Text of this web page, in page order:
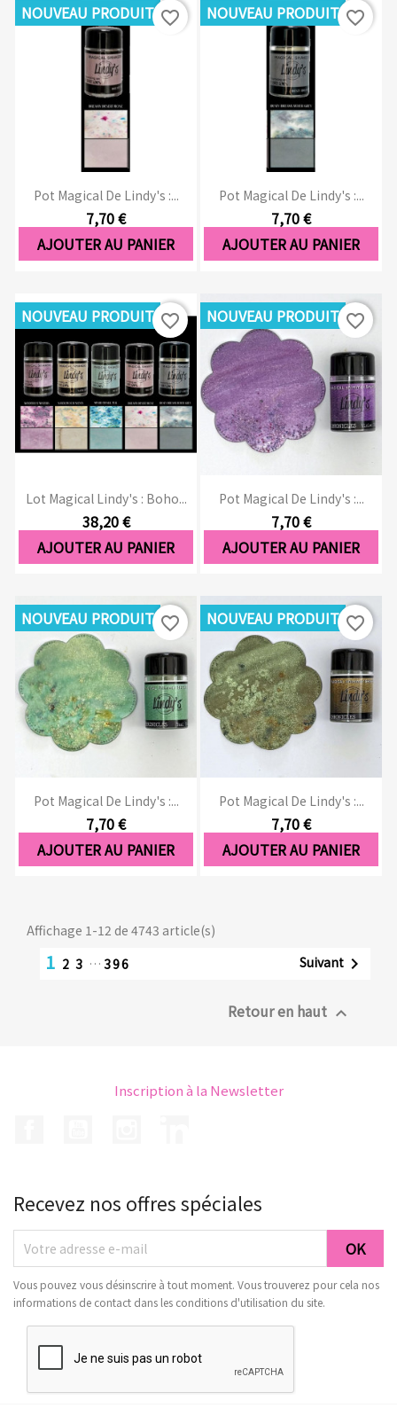
Pot Magical De Lindy's :...
7,70 €
AJOUTER AU PANIER
NOUVEAU PRODUIT favorite_border
Pot Magical De Lindy's :...
7,70 €
AJOUTER AU PANIER
NOUVEAU PRODUIT favorite_border
Lot Magical Lindy's : Boho...
38,20 €
AJOUTER AU PANIER
NOUVEAU PRODUIT favorite_border
Pot Magical De Lindy's :...
7,70 €
AJOUTER AU PANIER
NOUVEAU PRODUIT favorite_border
Pot Magical De Lindy's :...
7,70 €
AJOUTER AU PANIER
NOUVEAU PRODUIT favorite_border
Pot Magical De Lindy's :...
7,70 €
AJOUTER AU PANIER
NOUVEAU PRODUIT favorite_border
Affichage 1-12 de 4743 article(s)
1 2 3 … 396 Suivant 
Retour en haut 
Inscription à la Newsletter
Recevez nos offres spéciales
Vous pouvez vous désinscrire à tout moment. Vous trouverez pour cela nos
informations de contact dans les conditions d'utilisation du site.